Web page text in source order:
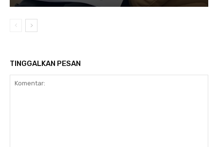
TINGGALKAN PESAN